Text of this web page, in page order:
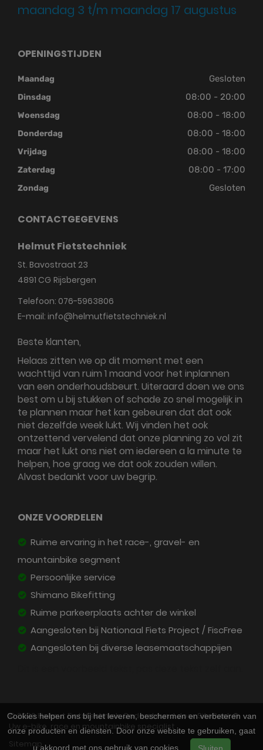
maandag 3 t/m maandag 17 augustus
OPENINGSTIJDEN
Maandag Gesloten
Dinsdag 08:00 - 20:00
Woensdag 08:00 - 18:00
Donderdag 08:00 - 18:00
Vrijdag 08:00 - 18:00
Zaterdag 08:00 - 17:00
Zondag Gesloten
CONTACTGEGEVENS
Helmut Fietstechniek
St. Bavostraat 23
4891 CG Rijsbergen
Telefoon: 076-5963806
E-mail: info@helmutfietstechniek.nl
Beste klanten,
Helaas zitten we op dit moment met een
wachttijd van ruim 1 maand voor het inplannen
van een onderhoudsbeurt. Uiteraard doen we ons
best om u bij stukken of schade zo snel mogelijk in
te plannen maar het kan gebeuren dat dat ook
niet dezelfde week lukt. Wij vinden het ook
ontzettend vervelend dat onze planning zo vol zit
maar het lukt ons niet om iedereen a la minute te
helpen, hoe graag we dat ook zouden willen.
Alvast bedankt voor uw begrip.
ONZE VOORDELEN
Ruime ervaring in het race-, gravel- en
mountainbike segment
Persoonlijke service
Shimano Bikefitting
Ruime parkeerplaats achter de winkel
Aangesloten bij Nationaal Fiets Project / FiscFree
Aangesloten bij diverse leasemaatschappijen
© 2026 Helmut Fietstechniek. Ondersteund doorSitePack ®
Uw e-bike, race en mountainbike specialist
Sitemap
Cookies helpen ons bij het leveren, beschermen en verbeteren van
onze producten en diensten. Door onze website te gebruiken, gaat
u akkoord met ons gebruik van cookies.